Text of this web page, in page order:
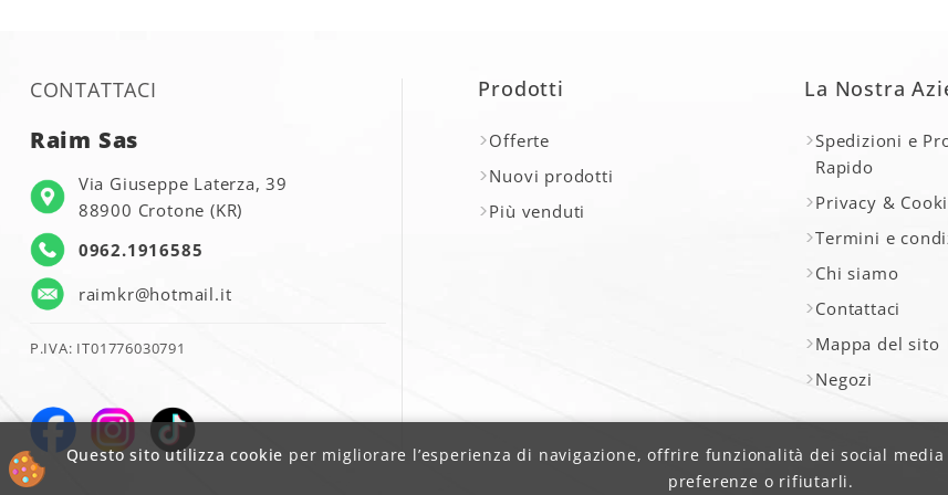
CONTATTACI
Raim Sas
Via Giuseppe Laterza, 39
88900 Crotone (KR)
0962.1916585
raimkr@hotmail.it
P.IVA: IT01776030791
Prodotti
Offerte
Nuovi prodotti
Più venduti
La Nostra
Spedizioni e
Rapido
Privacy &
Termini e
Chi siamo
Contattaci
Mappa del sito
Negozi
Questo sito utilizza cookie per migliorare l’esperienza di navigazione, offrire funzionalità dei social
preferenze o rifiutarli.